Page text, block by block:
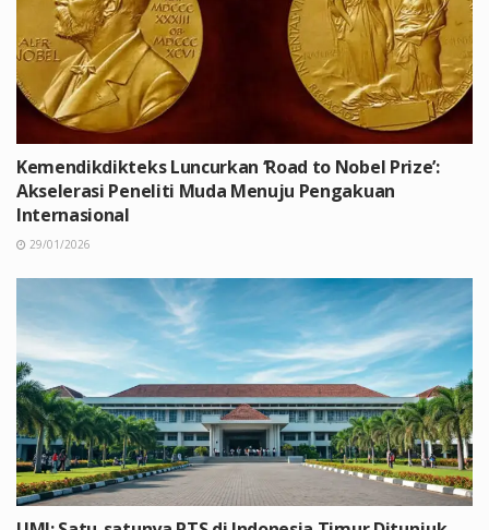
Kemendikdikteks Luncurkan ‘Road to Nobel Prize’:
Akselerasi Peneliti Muda Menuju Pengakuan
Internasional
29/01/2026